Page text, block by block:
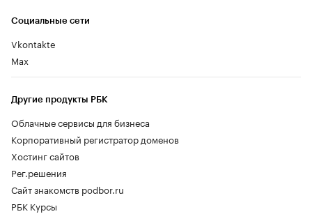
Социальные сети
Vkontakte
Max
Другие продукты РБК
Облачные сервисы для бизнеса
Корпоративный регистратор доменов
Хостинг сайтов
Рег.решения
Сайт знакомств podbor.ru
РБК Курсы